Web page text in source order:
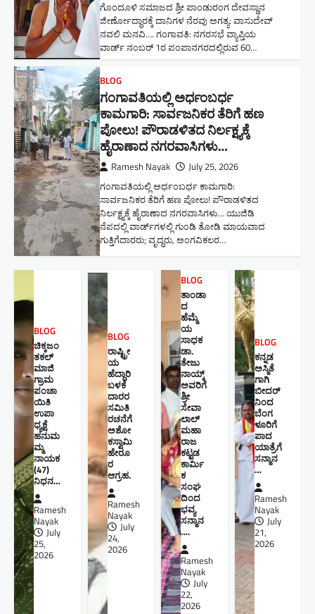
ಗೊಂದೂಳಿ ಸಮಾಜದ ಶ್ರೀ ಪಾಂಡುರಂಗ ದೇವಸ್ಥಾನ
ಜೀರ್ಣೋದ್ಧಾರಕ್ಕೆ ದಾನಿಗಳ ನೆರವು ಅಗತ್ಯ: ವಾಸುದೇವ್
ನವಲಿ ಮನವಿ​…. ಗಂಗಾವತಿ: ​ನಗರಸಭೆ ವ್ಯಾಪ್ತಿಯ
ವಾರ್ಡ್ ನಂಬರ್ 1ರ ಪಂಪಾನಗರದಲ್ಲಿರುವ 60…
BLOG
ಗಂಗಾವತಿಯಲ್ಲಿ ಅರ್ಧಂಬರ್ಧ
ಕಾಮಗಾರಿ: ಸಾರ್ವಜನಿಕರ ತೆರಿಗೆ ಹಣ
ಪೋಲು! ಪೌರಾಡಳಿತದ ನಿರ್ಲಕ್ಷ್ಯಕ್ಕೆ
ಹೈರಾಣಾದ ನಗರವಾಸಿಗಳು​…
Ramesh Nayak July 25, 2026
ಗಂಗಾವತಿಯಲ್ಲಿ ಅರ್ಧಂಬರ್ಧ ಕಾಮಗಾರಿ:
ಸಾರ್ವಜನಿಕರ ತೆರಿಗೆ ಹಣ ಪೋಲು! ಪೌರಾಡಳಿತದ
ನಿರ್ಲಕ್ಷ್ಯಕ್ಕೆ ಹೈರಾಣಾದ ನಗರವಾಸಿಗಳು​… ಯುಜಿಡಿ
ನೆಪದಲ್ಲಿ ವಾರ್ಡ್‌ಗಳಲ್ಲಿ ಗುಂಡಿ ತೋಡಿ ಮಾಯವಾದ
ಗುತ್ತಿಗೆದಾರರು; ವೃದ್ಧರು, ಅಂಗವಿಕಲರ…
BLOG
ಚಿಕ್ಕಜಂ
ತಕಲ್
ಮಾಜಿ
ಗ್ರಾಮ
ಪಂಚಾ
ಯಿತಿ
ಉಪಾ
ಧ್ಯಕ್ಷೆ
ಹನುಮ
ಮ್ಮ
ನಾಯಕ
(47)
ನಿಧನ…
Ramesh
Nayak
July
25,
2026
BLOG
ರಾಷ್ಟ್ರೀ
ಯ
ಹೆದ್ದಾರಿ
ಬಳಕೆ
ದಾರರ
ಸಮಿತಿ
ರಚನೆಗೆ
ಅಶೋ
ಕಸ್ವಾಮಿ
ಹೇರೂ
ರ
ಆಗ್ರಹ.
Ramesh
Nayak
July
24,
2026
BLOG
ತಾಂಡಾ
ದ
ಹೆಮ್ಮೆ
ಯ
ಸಾಧಕ
ಡಾ.
ತೇಜು
ನಾಯ್ಕ್
ಅವರಿಗೆ
ಶ್ರೀ
ಸೇವಾ
ಲಾಲ್
ಮಹಾ
ರಾಜ
ಕಟ್ಟಡ
ಕಾರ್ಮಿ
ಕ
ಸಂಘ
ದಿಂದ
ಭವ್ಯ
ಸನ್ಮಾನ
….
Ramesh
Nayak
July
22,
2026
BLOG
ಕನ್ನಡ
ಅಸ್ಮಿತೆ
ಗಾಗಿ
ಬೀದರ್
ನಿಂದ
ಬೆಂಗ
ಳೂರಿಗೆ
ಪಾದ
ಯಾತ್ರೆಗೆ
ಸನ್ಮಾನ
…
Ramesh
Nayak
July
21,
2026